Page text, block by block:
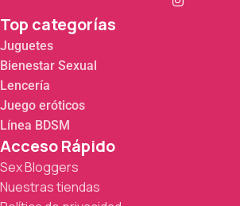
Top categorías
Juguetes
Bienestar Sexual
Lencería
Juego eróticos
Línea BDSM
Acceso Rápido
Sex Bloggers
Nuestras tiendas